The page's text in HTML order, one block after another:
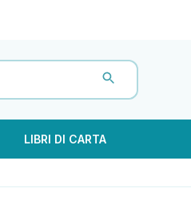
LIBRI DI CARTA